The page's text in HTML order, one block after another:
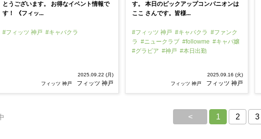
とうございます。 お得なイベント情報で
す！ 《フィッ...
#フィッツ 神戸 #キャバクラ
2025.09.22 (月)
フィッツ 神戸
フィッツ 神戸
す。 本日のピックアップコンパニオンは
ここ さんです。皆様...
#フィッツ 神戸 #キャバクラ #ファンク
ラ #ニュークラブ #followme #キャバ嬢
#グラビア #神戸 #本日出勤
2025.09.16 (火)
フィッツ 神戸
フィッツ 神戸
< 1 2 3